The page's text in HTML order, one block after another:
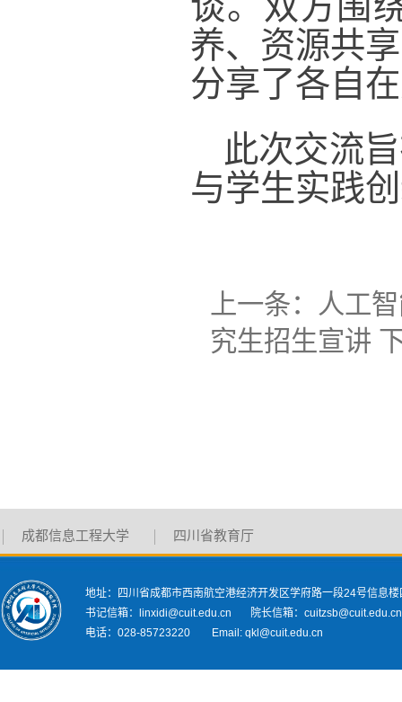
养、资源共
分享了各自
此次交流
与学生实践
上一条：
人工
究生招生宣讲
成都信息工程大学 四川省教育厅
地址：四川省成都市西南航空港经济开发区学府路一段24号信息楼
书记信箱：linxidi@cuit.edu.cn 院长信箱：cuitzsb@cuit.edu.cn
电话：028-85723220 Email: qkl@cuit.edu.cn